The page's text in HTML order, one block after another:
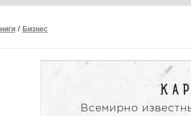
/ Бизнес